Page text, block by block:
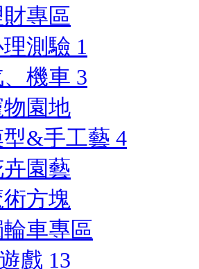
專區
測驗 1
機車 3
園地
&手工藝 4
園藝
術方塊
車專區
戲 13